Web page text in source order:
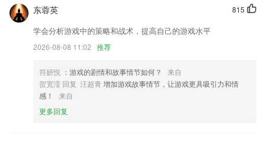
新增批量添加好友功能，以及修复已知bug.
冀云白洋淀客户端是安新县融媒体中心倾力打造的安新县第一新闻客户
端，是以“新闻党建政务服务”为核心以“融汇精彩，传播美好”为己任的综
合性新闻客户端，既权威理性丰富，又生动活跃周到，更快捷更立体更全
修复 哔哩哔哩封面获取有时无法下载的问题
优化了“我的”逻辑。
3：升级了播放音频体验
815
东蓉英
学会分析游戏中的策略和战术，提高自己的游戏水平
2026-08-08 11:02 推荐
符妍悦 ：游戏的剧情和故事情节如何？
来自
贺宽滢 回复 汪超青增加游戏故事情节，让游戏更具吸引力和情
感！
来自
更多回复